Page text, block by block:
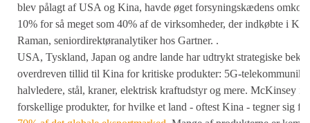
blev pålagt af USA og Kina, havde øget forsyningskædens
10% for så meget som 40% af de virksomheder, der indkøbte i
Raman, seniordirektøranalytiker hos Gartner. .
USA, Tyskland, Japan og andre lande har udtrykt strategiske
overdreven tillid til Kina for kritiske produkter: 5G-
halvledere, stål, kraner, elektrisk kraftudstyr og mere. McKinsey
forskellige produkter, for hvilke et land - oftest Kina - tegner sig